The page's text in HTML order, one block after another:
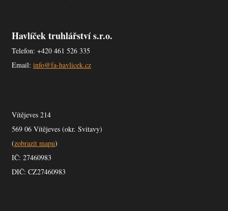
Havlíček truhlářství s.r.o.
Telefon: +420 461 526 335
Email: info@fa-havlicek.cz
Vítějeves 214
569 06 Vítějeves (okr. Svitavy)
(zobrazit mapu)
IČ: 27460983
DIČ: CZ27460983